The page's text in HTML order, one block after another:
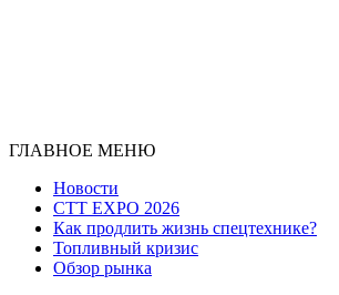
ГЛАВНОЕ МЕНЮ
Новости
CTT EXPO 2026
Как продлить жизнь спецтехнике?
Топливный кризис
Обзор рынка